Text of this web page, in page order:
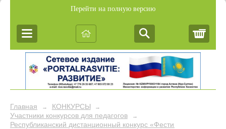
Перейти на полную версию
Главная → КОНКУРСЫ →
Участники конкурсов для педагогов →
Республиканский дистанционный конкурс «Фестиваль